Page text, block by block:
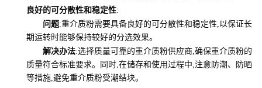
良好的可分散性和稳定性:
问题:重介质粉需要具备良好的可分散性和稳定性,以保证长
期运转时能够保持较好的分选效果。
解决办法:选择质量可靠的重介质粉供应商,确保重介质粉的
质量符合标准要求。同时,在储存和使用过程中,注意防潮、防晒
等措施,避免重介质粉受潮结块。